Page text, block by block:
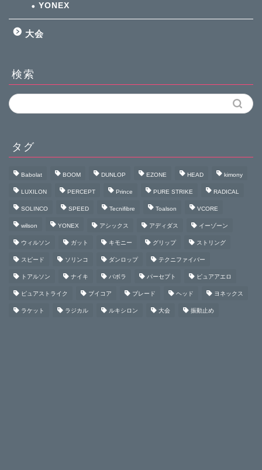
YONEX
大会
検索
タグ
Babolat BOOM DUNLOP EZONE HEAD kimony
LUXILON PERCEPT Prince PURE STRIKE RADICAL
SOLINCO SPEED Tecnifibre Toalson VCORE
wilson YONEX アシックス アディダス イーゾーン
ウィルソン ガット キモニー グリップ ストリング
スピード ソリンコ ダンロップ テクニファイバー
トアルソン ナイキ バボラ パーセプト ピュアアエロ
ピュアストライク ブイコア ブレード ヘッド ヨネックス
ラケット ラジカル ルキシロン 大会 振動止め